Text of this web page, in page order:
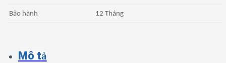
Bảo hành 12 Tháng
Mô tả